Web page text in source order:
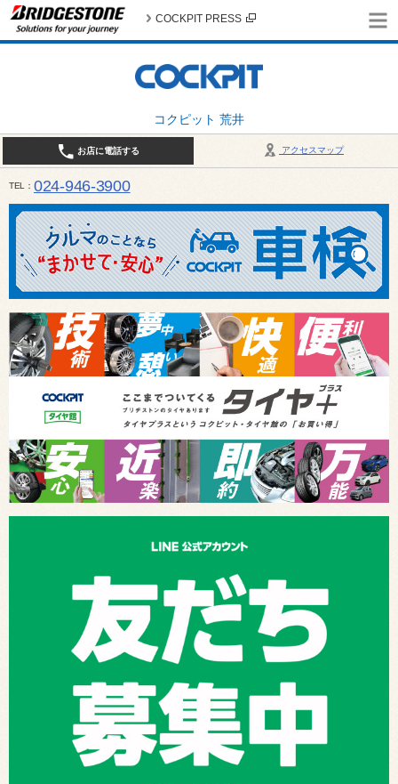
コクピット 荒井
COCKPIT PRESS
アクセスマップ
お店に電話する
TEL 024-946-3900
平日 9:30～19:00 日・祝日 9:30～18:00 / 定休日：毎週火曜日・繁忙期（4月・12月）を除
ご確認ください。